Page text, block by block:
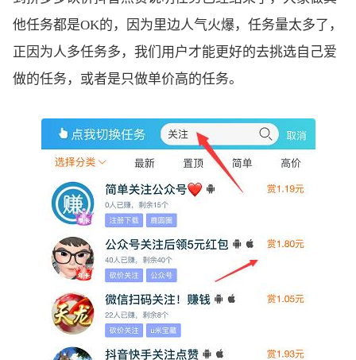
他任务都是OK的，因为里边人气火爆，任务量太多了，
正因为人多任务多，我们用户才能更好的去挑选自己爱
做的任务，或者是只做单价高的任务。